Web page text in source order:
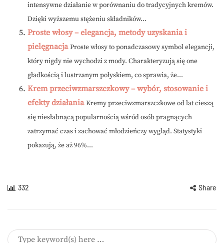
intensywne działanie w porównaniu do tradycyjnych kremów.
Dzięki wyższemu stężeniu składników...
Proste włosy – elegancja, metody uzyskania i
pielęgnacja Proste włosy to ponadczasowy symbol elegancji,
który nigdy nie wychodzi z mody. Charakteryzują się one
gładkością i lustrzanym połyskiem, co sprawia, że...
Krem przeciwzmarszczkowy – wybór, stosowanie i
efekty działania Kremy przeciwzmarszczkowe od lat cieszą
się niesłabnącą popularnością wśród osób pragnących
zatrzymać czas i zachować młodzieńczy wygląd. Statystyki
pokazują, że aż 96%...
332 Share